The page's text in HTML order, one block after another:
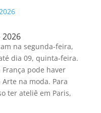
na segunda-feira,
dia 09, quinta-feira.
pode haver
na moda. Para
ter ateliê em Paris,